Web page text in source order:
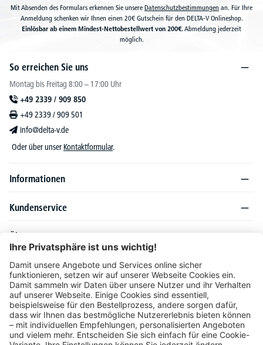
Mit Absenden des Formulars erkennen Sie unsere Datenschutzbestimmungen an. Für Ihre
Anmeldung schenken wir Ihnen einen 20€ Gutschein für den DELTA-V Onlineshop.
Einlösbar ab einem Mindest-Nettobestellwert von 200€.Abmeldung jederzeit
möglich.
So erreichen Sie uns
Montag bis Freitag 8:00 – 17:00 Uhr
+49 2339 / 909 850
+49 2339 / 909 501
info@delta-v.de
Oder über unser Kontaktformular.
Informationen
Kundenservice
Über DELTA-V
Produktsortiment
Ratgeber
Folgen Sie uns auch auf